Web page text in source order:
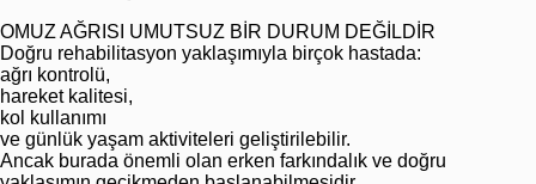
OMUZ AĞRISI UMUTSUZ BİR DURUM DEĞİLDİR
Doğru rehabilitasyon yaklaşımıyla birçok hastada:
ağrı kontrolü,
hareket kalitesi,
kol kullanımı
ve günlük yaşam aktiviteleri geliştirilebilir.
Ancak burada önemli olan erken farkındalık ve doğru